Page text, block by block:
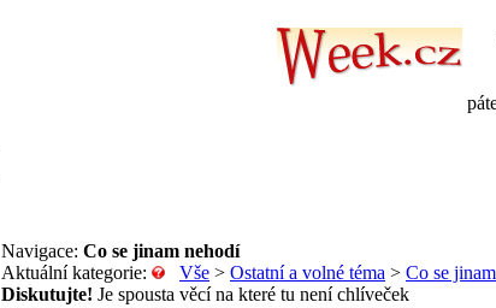
Navigace: Co se jinam nehodí
Aktuální kategorie: Vše > Ostatní a volné téma > Co se
Diskutujte! Je spousta věcí na které tu není chlíveček